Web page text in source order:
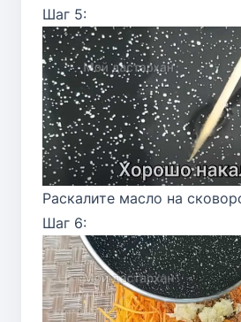
Шаг 5:
Раскалите масло на
Шаг 6: